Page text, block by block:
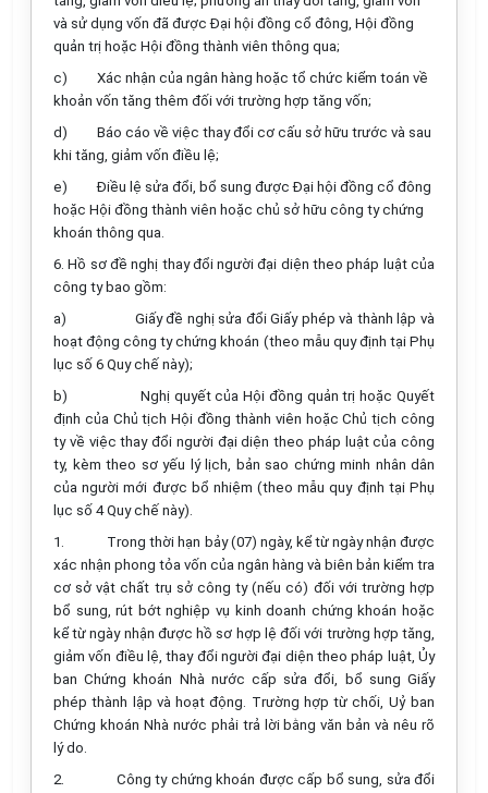
và sử dụng vốn đã được Đại hội đồng cổ đông, Hội đồng
quản trị hoặc Hội đồng thành viên thông qua;
c) Xác nhận của ngân hàng hoặc tổ chức kiểm toán về
khoản vốn tăng thêm đối với trường hợp tăng vốn;
d) Báo cáo về việc thay đổi cơ cấu sở hữu trước và sau
khi tăng, giảm vốn điều lệ;
e) Điều lệ sửa đổi, bổ sung được Đại hội đồng cổ đông
hoặc Hội đồng thành viên hoặc chủ sở hữu công ty chứng
khoán thông qua.
6. Hồ sơ đề nghị thay đổi người đại diện theo pháp luật của
công ty bao gồm:
a)
Giấy đề nghị sửa đổi Giấy phép và thành lập và
hoạt động công ty chứng khoán (theo mẫu quy định tại Phụ
lục số 6 Quy chế này);
b)
Nghị quyết của Hội đồng quản trị hoặc Quyết
định của Chủ tịch Hội đồng thành viên hoặc Chủ tịch công
ty về việc thay đổi người đại diện theo pháp luật của công
ty, kèm theo sơ yếu lý lịch, bản sao chứng minh nhân dân
của người mới được bổ nhiệm (theo mẫu quy định tại Phụ
lục số 4 Quy chế này).
1.
Trong thời hạn bảy (07) ngày, kể từ ngày nhận được
xác nhận phong tỏa vốn của ngân hàng và biên bản kiểm tra
cơ sở vật chất trụ sở công ty (nếu có) đối với trường hợp
bổ sung, rút bớt nghiệp vụ kinh doanh chứng khoán hoặc
kể từ ngày nhận được hồ sơ hợp lệ đối với trường hợp tăng,
giảm vốn điều lệ, thay đổi người đại diện theo pháp luật, Ủy
ban Chứng khoán Nhà nước cấp sửa đổi, bổ sung Giấy
phép thành lập và hoạt động. Trường hợp từ chối, Uỷ ban
Chứng khoán Nhà nước phải trả lời bằng văn bản và nêu rõ
lý do.
2.
Công ty chứng khoán được cấp bổ sung, sửa đổi